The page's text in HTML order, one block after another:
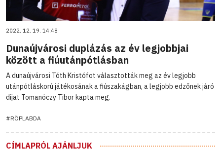
2022. 12. 19. 14:48
Dunaújvárosi duplázás az év legjobbjai
között a fiúutánpótlásban
A dunaújvárosi Tóth Kristófot választották meg az év legjobb
utánpótláskorú játékosának a fiúszakágban, a legjobb edzőnek járó
díjat Tomanóczy Tibor kapta meg.
#RÖPLABDA
CÍMLAPRÓL AJÁNLJUK